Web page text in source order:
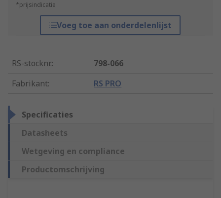
*prijsindicatie
Voeg toe aan onderdelenlijst
RS-stocknr.:
798-066
Fabrikant: RS PRO
Specificaties
Datasheets
Wetgeving en compliance
Productomschrijving